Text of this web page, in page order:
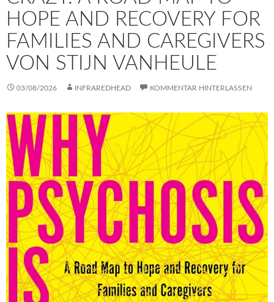
HOPE AND RECOVERY FOR
FAMILIES AND CAREGIVERS
VON STIJN VANHEULE
03/08/2026 INFRAREDHEAD KOMMENTAR HINTERLASSEN